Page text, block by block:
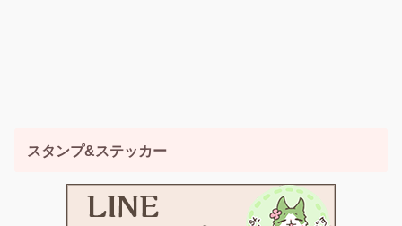
スタンプ&ステッカー